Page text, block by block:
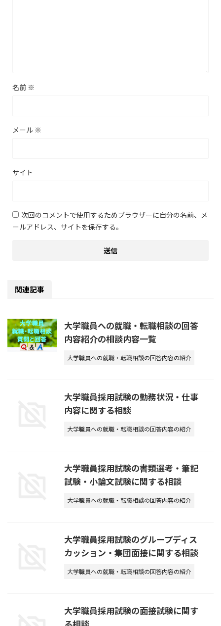
名前 ※
メール ※
サイト
次回のコメントで使用するためブラウザーに自分の名前、メ
ールアドレス、サイトを保存する。
関連記事
大学職員への就職・転職相談の回答
内容紹介の相談内容一覧
大学職員への就職・転職相談の回答内容の紹介
大学職員採用試験の勤務状況・仕事
内容に関する相談
大学職員への就職・転職相談の回答内容の紹介
大学職員採用試験の書類選考・筆記
試験・小論文試験に関する相談
大学職員への就職・転職相談の回答内容の紹介
大学職員採用試験のグループディス
カッション・集団面接に関する相談
大学職員への就職・転職相談の回答内容の紹介
大学職員採用試験の面接試験に関す